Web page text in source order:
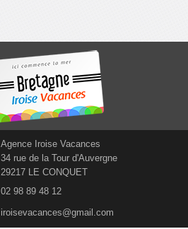
Agence Iroise Vacances
34 rue de la Tour d'Auvergne
29217 LE CONQUET
02 98 89 48 12
iroisevacances@gmail.com